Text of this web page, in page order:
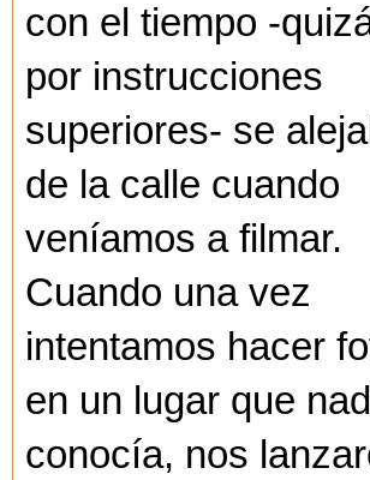
con el tiempo -
por instrucciones
superiores- se
de la calle cuando
veníamos a filmar.
Cuando una vez
intentamos hacer
en un lugar que
conocía, nos